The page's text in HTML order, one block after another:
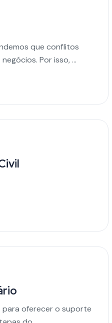
que conflitos
Por isso, ...
oferecer o suporte